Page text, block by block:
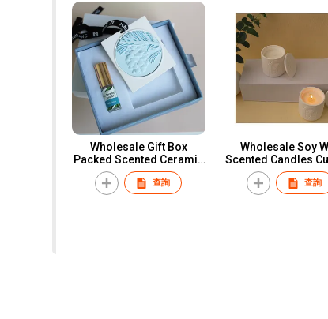
Wholesale Gift Box
Packed Scented Ceramic
Aromatherapy Home
Fragrance Decoration
Plaster Hanging Essential
查詢
Wholesale Soy
Scented Candles
Gypsum Jar
Scented查詢